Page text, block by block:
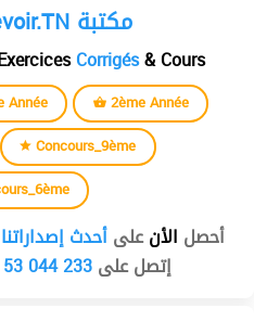
Librairie Devoir.TN مكتبة
Corrigés& Cours
2ème Année
Concours_9ème
أحصل الأنعلىأحدث إصداراتنا
إتصل على044 233